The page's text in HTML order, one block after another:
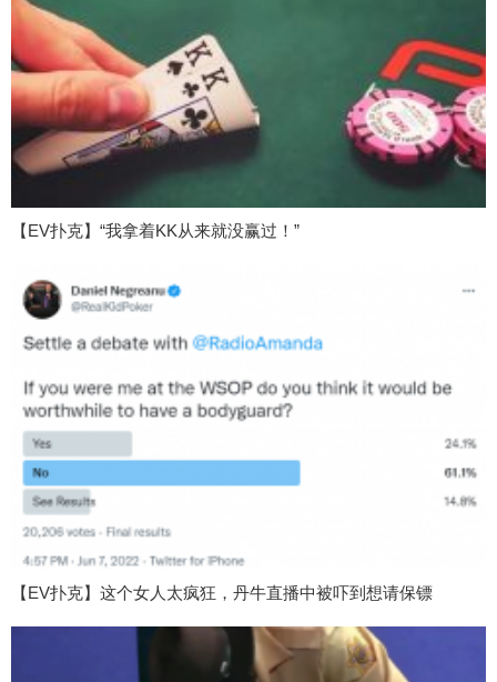
【EV扑克】“我拿着KK从来就没赢过！”
【EV扑克】这个女人太疯狂，丹牛直播中被吓到想请保镖